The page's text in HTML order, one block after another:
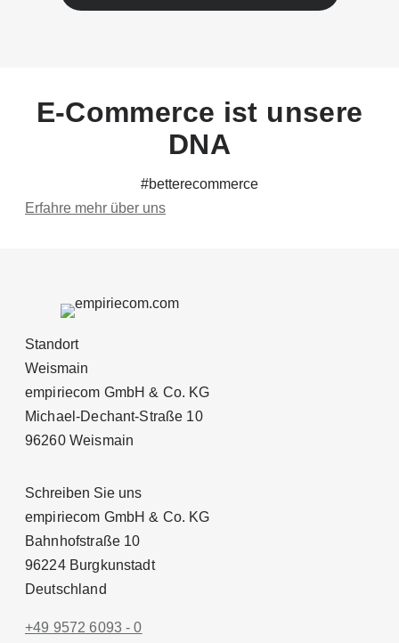
E-Commerce ist unsere
DNA
#betterecommerce
Erfahre mehr über uns
Standort
Weismain
empiriecom GmbH & Co. KG
Michael-Dechant-Straße 10
96260 Weismain
Schreiben Sie uns
empiriecom GmbH & Co. KG
Bahnhofstraße 10
96224 Burgkunstadt
Deutschland
+49 9572 6093 - 0